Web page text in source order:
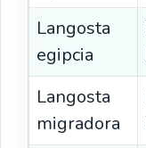
Langosta
egipcia
Langosta
migradora